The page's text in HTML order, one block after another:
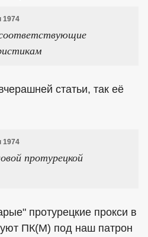
1974
статьи, так её
1974
протурецкой
протурецкие прокси в
ПК(М) под наш патрон